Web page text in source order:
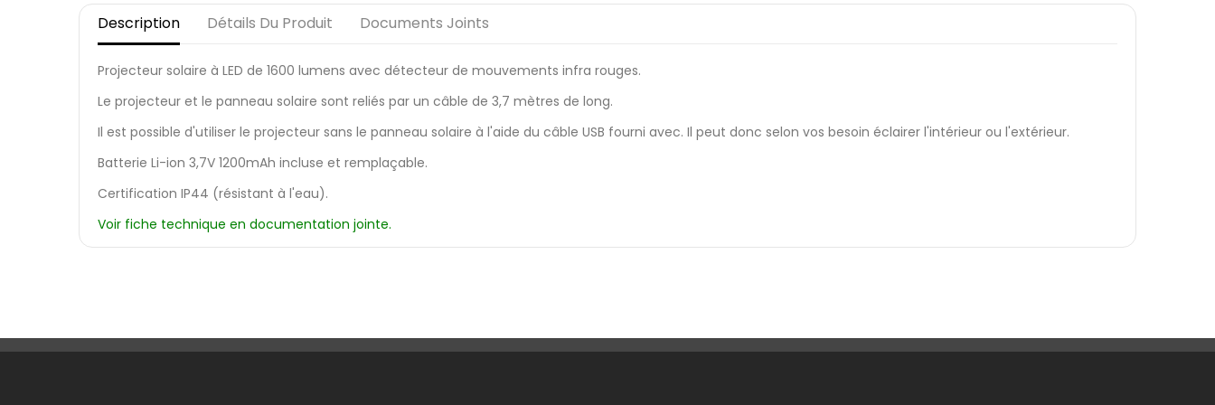
Description Détails Du Produit Documents Joints
Projecteur solaire à LED de 1600 lumens avec détecteur de mouvements infra rouges.
Le projecteur et le panneau solaire sont reliés par un câble de 3,7 mètres de long.
Il est possible d'utiliser le projecteur sans le panneau solaire à l'aide du câble USB fourni avec. Il peut donc selon vos besoin éclairer l'intérieur ou l'extérieur.
Batterie Li-ion 3,7V 1200mAh incluse et remplaçable.
Certification IP44 (résistant à l'eau).
Voir fiche technique en documentation jointe.